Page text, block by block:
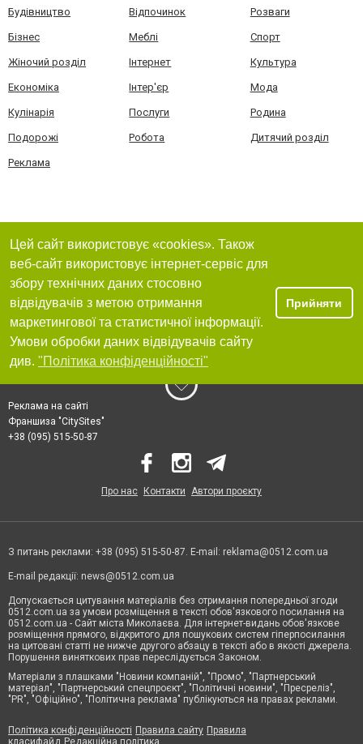
Будівництво Відпочинок Розваги
Бізнес Меблі Спорт
Жіночий розділ Інтернет Культура
Економіка Інтер'єр Мода
Кулінарія Послуги Родина
Подорожі Робота Дитячий розділ
Реклама
Цей сайт використовує «cookies». Також
веб-сайт використовує інтернет-сервіс для
збору технічних даних стосовно
відвідувачів з метою отримання
маркетингової та статистичної інформації.
Умови обробки даних відвідувачів сайту
див. "Політика конфіденційності"
Прийняти
Реклама на сайті
Франшиза "CitySites"
+38 (095) 515-50-87
Про нас Контакти Автори проєкту
З питань реклами: +38 (095) 515-50-87. E-mail: reklama@0512.com.ua
E-mail редакції: news@0512.com.ua
Допускається цитування матеріалів без отримання попередньої згоди
0512.com.ua за умови розміщення в тексті обов'язкового посилання на
0512.com.ua - Сайт міста Миколаєва. Для інтернет-видань обов'язкове
розміщення прямого, відкритого для пошукових систем гіперпосилання
на цитовані статті не нижче другого абзацу в тексті або в якості джерела.
Порушення виняткових прав переслідується Законом.
Матеріали з плашками "Новини компаній", "Промо", "Партнерський
матеріал", "Партнерський спецпроєкт", "Політичні новини", "Пресреліз",
"PR", "Офіційно", "Політична реклама" публікуються на правах реклами.
Політика конфіденційності Правила сайту Правила
класифайд Редакційна політика